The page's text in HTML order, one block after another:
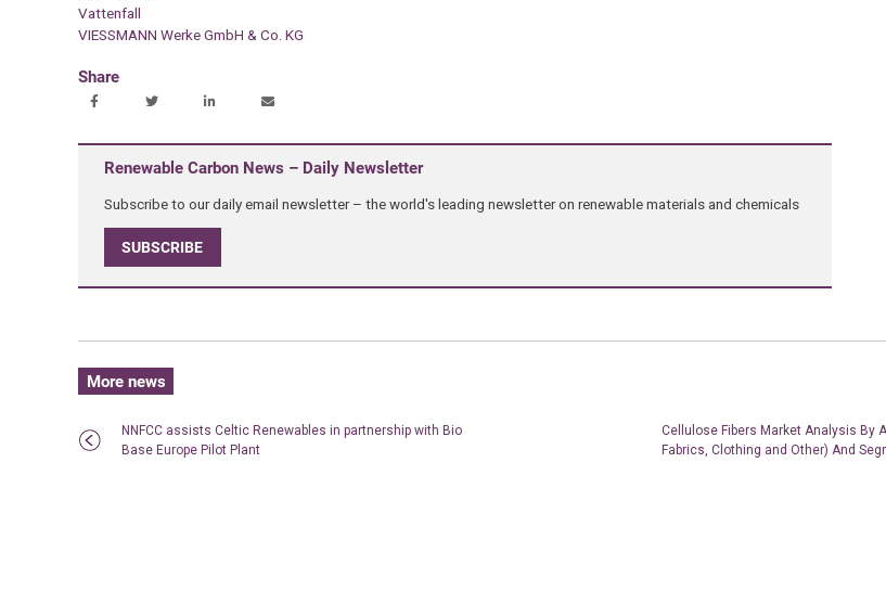
Vattenfall
VIESSMANN Werke GmbH & Co. KG
Share
Renewable Carbon News – Daily Newsletter
Subscribe to our daily email newsletter – the world's leading newsletter on renewable materials and chemicals
SUBSCRIBE
More news
NNFCC assists Celtic Renewables in partnership with Bio
Base Europe Pilot Plant
Cellulose Fibers Market Analysis By
Fabrics, Clothing and Other) And